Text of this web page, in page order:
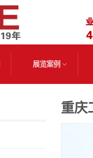
展览案例
重庆